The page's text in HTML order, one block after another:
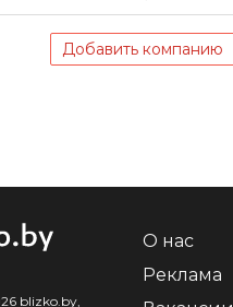
Добавить компанию
blizko.by,
О нас
Реклама